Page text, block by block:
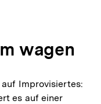
wagen
Improvisiertes:
es auf einer